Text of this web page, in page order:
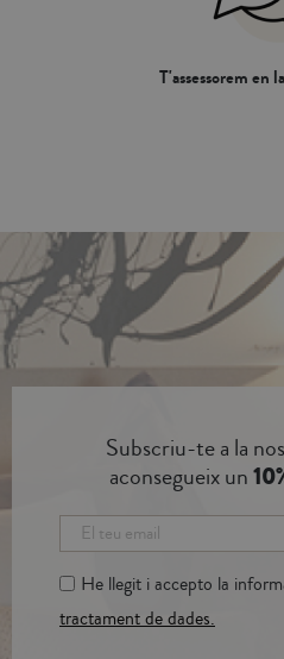
T'assessorem en
Subscriu-te a la
aconsegueix un
He llegit i accepto la
tractament de dades.